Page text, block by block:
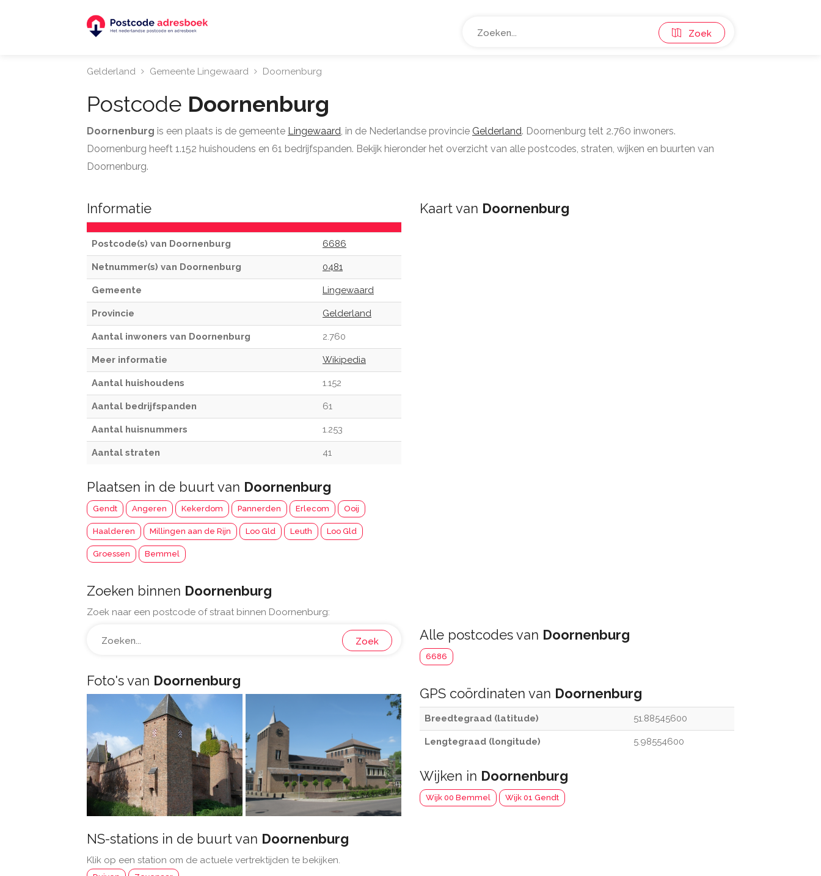
Zoek
Gelderland Gemeente Lingewaard Doornenburg
Postcode Doornenburg
Doornenburg is een plaats is de gemeente Lingewaard, in de Nederlandse provincie Gelderland. Doornenburg telt 2.760 inwoners.
Doornenburg heeft 1.152 huishoudens en 61 bedrijfspanden. Bekijk hieronder het overzicht van alle postcodes, straten, wijken en buurten van
Doornenburg.
Informatie
Postcode(s) van Doornenburg 6686
Netnummer(s) van Doornenburg 0481
Gemeente Lingewaard
Provincie Gelderland
Aantal inwoners van Doornenburg 2.760
Meer informatie Wikipedia
Aantal huishoudens 1.152
Aantal bedrijfspanden 61
Aantal huisnummers 1.253
Aantal straten 41
Plaatsen in de buurt van Doornenburg
Gendt Angeren Kekerdom Pannerden Erlecom Ooij
Haalderen Millingen aan de Rijn Loo Gld Leuth Loo Gld
Groessen Bemmel
Zoeken binnen Doornenburg
Zoek naar een postcode of straat binnen Doornenburg:
Zoek
Foto's van Doornenburg
NS-stations in de buurt van Doornenburg
Klik op een station om de actuele vertrektijden te bekijken.
Kaart van Doornenburg
Alle postcodes van Doornenburg
6686
GPS coördinaten van Doornenburg
Breedtegraad (latitude) 51.88545600
Lengtegraad (longitude) 5.98554600
Wijken in Doornenburg
Wijk 00 Bemmel Wijk 01 Gendt